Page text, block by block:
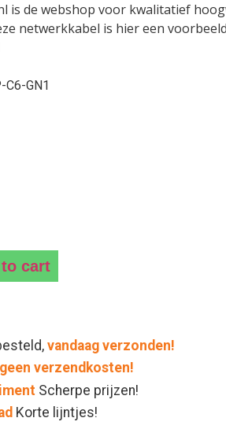
is de webshop voor kwalitatief
netwerkkabel is hier een
C6-GN1
cart
vandaag verzonden!
geen verzendkosten!
Scherpe prijzen!
Korte lijntjes!